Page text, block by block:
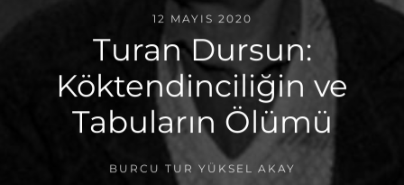
12 MAYIS 2020
Turan Dursun:
Köktendinciliğin ve
Tabuların Ölümü
BURCU TUR YÜKSEL AKAY